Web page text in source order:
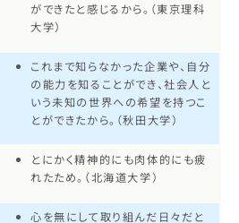
ができたと感じるから。（東京理科
大学）
これまで知らなかった企業や、自分
の能力を知ることができ、社会人と
いう未知の世界への希望を持つこ
とができたから。（秋田大学）
とにかく精神的にも肉体的にも疲
れたため。（北海道大学）
心を無にして取り組んだ日々だと